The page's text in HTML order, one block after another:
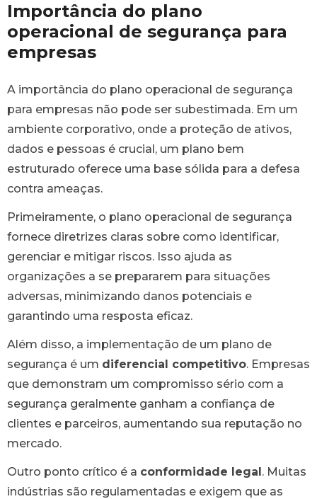
Importância do plano
operacional de segurança para
empresas
A importância do plano operacional de segurança
para empresas não pode ser subestimada. Em um
ambiente corporativo, onde a proteção de ativos,
dados e pessoas é crucial, um plano bem
estruturado oferece uma base sólida para a defesa
contra ameaças.
Primeiramente, o plano operacional de segurança
fornece diretrizes claras sobre como identificar,
gerenciar e mitigar riscos. Isso ajuda as
organizações a se prepararem para situações
adversas, minimizando danos potenciais e
garantindo uma resposta eficaz.
Além disso, a implementação de um plano de
segurança é um diferencial competitivo. Empresas
que demonstram um compromisso sério com a
segurança geralmente ganham a confiança de
clientes e parceiros, aumentando sua reputação no
mercado.
Outro ponto crítico é a conformidade legal . Muitas
indústrias são regulamentadas e exigem que as